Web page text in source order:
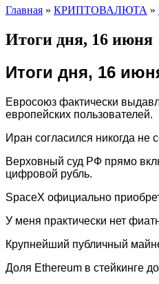
Главная » КРИПТОВАЛЮТА »
Итоги дня, 16 июня
Итоги дня, 16
Евросоюз фактически
европейских пользователей.
Иран согласился никогда не
Верховный суд РФ прямо
цифровой рубль.
SpaceX официально
У меня практически нет
Крупнейший публичный
Доля Ethereum в стейкинге